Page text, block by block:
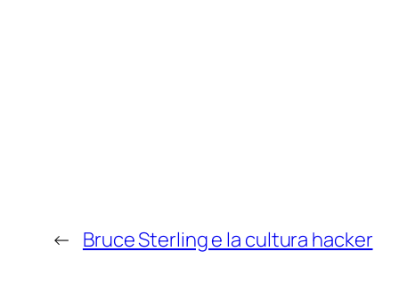
← Bruce Sterling e la cultura hacker